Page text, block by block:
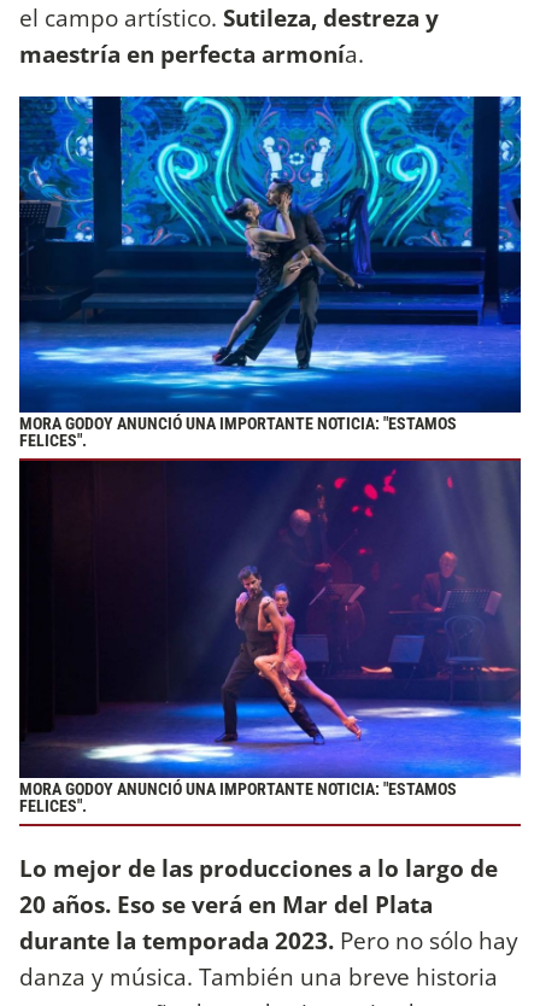
el campo artístico. Sutileza, destreza y
maestría en perfecta armonía.
MORA GODOY ANUNCIÓ UNA IMPORTANTE NOTICIA: "ESTAMOS
FELICES".
MORA GODOY ANUNCIÓ UNA IMPORTANTE NOTICIA: "ESTAMOS
FELICES".
Lo mejor de las producciones a lo largo de
20 años. Eso se verá en Mar del Plata
durante la temporada 2023. Pero no sólo hay
danza y música. También una breve historia